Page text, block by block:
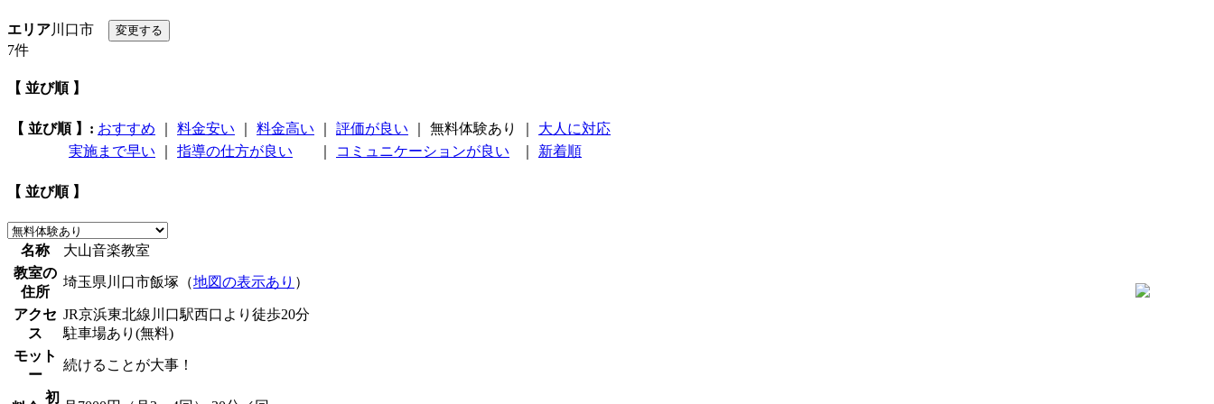
エリア川口市
7件
【 並び順 】
【 並び順 】: おすすめ 料金安い 料金高い 評価が良い 無料体験あり
大人に対応
実施まで早い
指導の仕方が良い コミュニケーションが良い 新着順
【 並び順 】
名称
大山音楽教室
教室の
住所
埼玉県川口市飯塚（地図の表示あり ）
アクセ
ス
JR京浜東北線川口駅西口より徒歩20分
駐車場あり(無料)
モット
ー
続けることが大事！
初